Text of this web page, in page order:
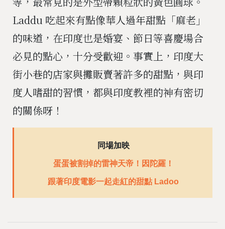
Laddu 吃起來有點像華人過年甜點「麻老」
的味道，在印度也是婚宴、節日等喜慶場合
必見的點心，十分受歡迎。事實上，印度大
街小巷的店家與攤販賣著許多的甜點，與印
度人嗜甜的習慣，都與印度教裡的神有密切
的關係呀！
同場加映
蛋蛋被割掉的雷神天帝！因陀羅！
跟著印度電影一起走紅的甜點 Ladoo